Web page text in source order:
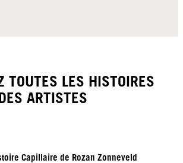
TOUTES LES HISTOIRES
ARTISTES
Capillaire de Rozan Zonneveld